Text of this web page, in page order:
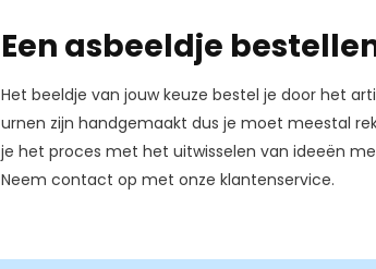
Een asbeeldje
Het beeldje van jouw keuze bestel je door het
urnen zijn handgemaakt dus je moet meestal
je het proces met het uitwisselen van ideeën
Neem contact op met onze klantenservice.